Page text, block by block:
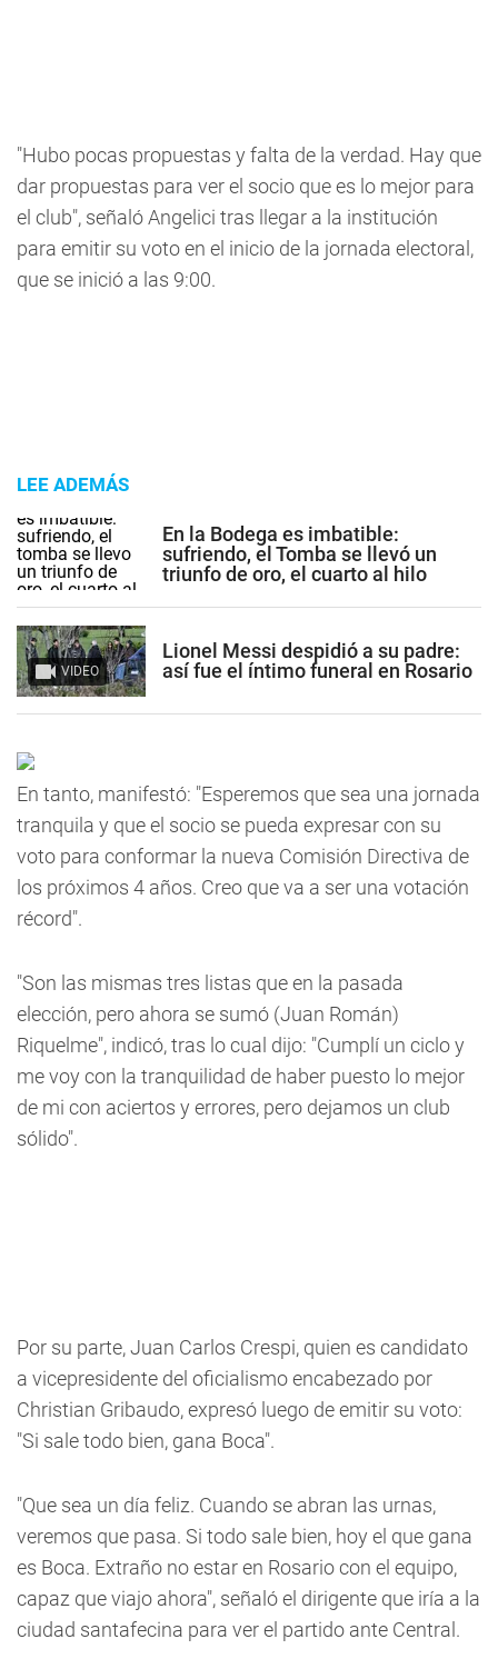
"Hubo pocas propuestas y falta de la verdad. Hay que
dar propuestas para ver el socio que es lo mejor para
el club", señaló Angelici tras llegar a la institución
para emitir su voto en el inicio de la jornada electoral,
que se inició a las 9:00.
LEE ADEMÁS
En la Bodega es imbatible:
sufriendo, el Tomba se llevó un
triunfo de oro, el cuarto al hilo
VIDEO
Lionel Messi despidió a su padre:
así fue el íntimo funeral en Rosario
En tanto, manifestó: "Esperemos que sea una jornada
tranquila y que el socio se pueda expresar con su
voto para conformar la nueva Comisión Directiva de
los próximos 4 años. Creo que va a ser una votación
récord".
"Son las mismas tres listas que en la pasada
elección, pero ahora se sumó (Juan Román)
Riquelme", indicó, tras lo cual dijo: "Cumplí un ciclo y
me voy con la tranquilidad de haber puesto lo mejor
de mi con aciertos y errores, pero dejamos un club
sólido".
Por su parte, Juan Carlos Crespi, quien es candidato
a vicepresidente del oficialismo encabezado por
Christian Gribaudo, expresó luego de emitir su voto:
"Si sale todo bien, gana Boca".
"Que sea un día feliz. Cuando se abran las urnas,
veremos que pasa. Si todo sale bien, hoy el que gana
es Boca. Extraño no estar en Rosario con el equipo,
capaz que viajo ahora", señaló el dirigente que iría a la
ciudad santafecina para ver el partido ante Central.